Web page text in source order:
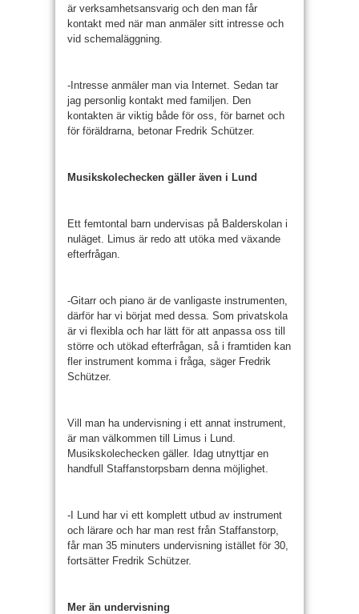
är verksamhetsansvarig och den man får
kontakt med när man anmäler sitt intresse och
vid schemaläggning.
-Intresse anmäler man via Internet. Sedan tar
jag personlig kontakt med familjen. Den
kontakten är viktig både för oss, för barnet och
för föräldrarna, betonar Fredrik Schützer.
Musikskolechecken gäller även i Lund
Ett femtontal barn undervisas på Balderskolan i
nuläget. Limus är redo att utöka med växande
efterfrågan.
-Gitarr och piano är de vanligaste instrumenten,
därför har vi börjat med dessa. Som privatskola
är vi flexibla och har lätt för att anpassa oss till
större och utökad efterfrågan, så i framtiden kan
fler instrument komma i fråga, säger Fredrik
Schützer.
Vill man ha undervisning i ett annat instrument,
är man välkommen till Limus i Lund.
Musikskolechecken gäller. Idag utnyttjar en
handfull Staffanstorpsbarn denna möjlighet.
-I Lund har vi ett komplett utbud av instrument
och lärare och har man rest från Staffanstorp,
får man 35 minuters undervisning istället för 30,
fortsätter Fredrik Schützer.
Mer än undervisning